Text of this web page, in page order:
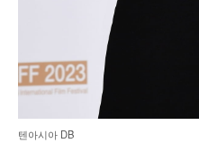
텐아시아 DB